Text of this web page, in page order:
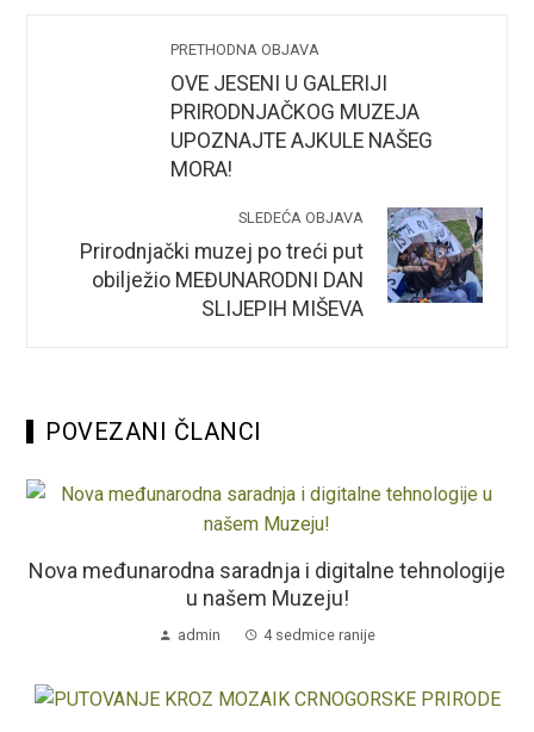
PRETHODNA OBJAVA
OVE JESENI U GALERIJI
PRIRODNJAČKOG MUZEJA
UPOZNAJTE AJKULE NAŠEG
MORA!
SLEDEĆA OBJAVA
Prirodnjački muzej po treći put
obilježio MEĐUNARODNI DAN
SLIJEPIH MIŠEVA
POVEZANI ČLANCI
Nova međunarodna saradnja i digitalne tehnologije
u našem Muzeju!
admin 4 sedmice ranije